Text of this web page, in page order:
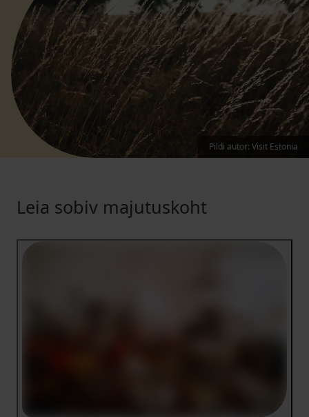
Pildi autor: Visit Estonia
Leia sobiv majutuskoht